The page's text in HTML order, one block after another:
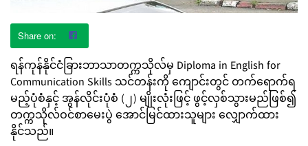
ရန်ကုန်နိုင်ငံခြားဘာသာတက္ကသိုလ်မှ Diploma in English for
Communication Skills သင်တန်းကို ကျောင်းတွင် တက်ရောက်ရ
မည့်ပုံစံနှင့် အွန်လိုင်းပုံစံ (၂) မျိုးလုံးဖြင့် ဖွင့်လှစ်သွားမည်ဖြစ်၍
တက္ကသိုလ်ဝင်စာမေးပွဲ အောင်မြင်ထားသူများ လျှောက်ထား
နိုင်သည်။